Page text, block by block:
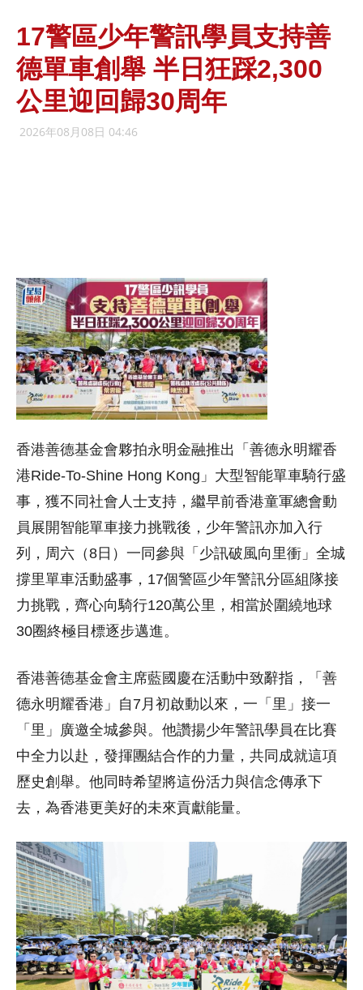
17警區少年警訊學員支持善
德單車創舉 半日狂踩2,300
公里迎回歸30周年
2026年08月08日 04:46
香港善德基金會夥拍永明金融推出「善德永明耀香
港Ride-To-Shine Hong Kong」大型智能單車騎行盛
事，獲不同社會人士支持，繼早前香港童軍總會動
員展開智能單車接力挑戰後，少年警訊亦加入行
列，周六（8日）一同參與「少訊破風向里衝」全城
撐里單車活動盛事，17個警區少年警訊分區組隊接
力挑戰，齊心向騎行120萬公里，相當於圍繞地球
30圈終極目標逐步邁進。
香港善德基金會主席藍國慶在活動中致辭指，「善
德永明耀香港」自7月初啟動以來，一「里」接一
「里」廣邀全城參與。他讚揚少年警訊學員在比賽
中全力以赴，發揮團結合作的力量，共同成就這項
歷史創舉。他同時希望將這份活力與信念傳承下
去，為香港更美好的未來貢獻能量。